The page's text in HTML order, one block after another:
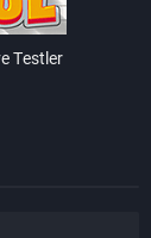
Testler